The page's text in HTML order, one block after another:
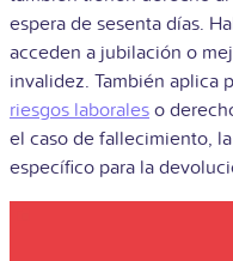
espera de sesenta días.
acceden a jubilación o
invalidez. También aplica
riesgos laborales o
el caso de fallecimiento,
específico para la